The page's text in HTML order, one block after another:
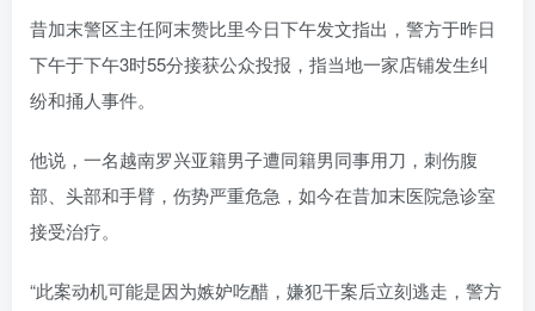
昔加末警区主任阿末赞比里今日下午发文指出，警方于昨日
下午于下午3时55分接获公众投报，指当地一家店铺发生纠
纷和捅人事件。
他说，一名越南罗兴亚籍男子遭同籍男同事用刀，刺伤腹
部、头部和手臂，伤势严重危急，如今在昔加末医院急诊室
接受治疗。
“此案动机可能是因为嫉妒吃醋，嫌犯干案后立刻逃走，警方